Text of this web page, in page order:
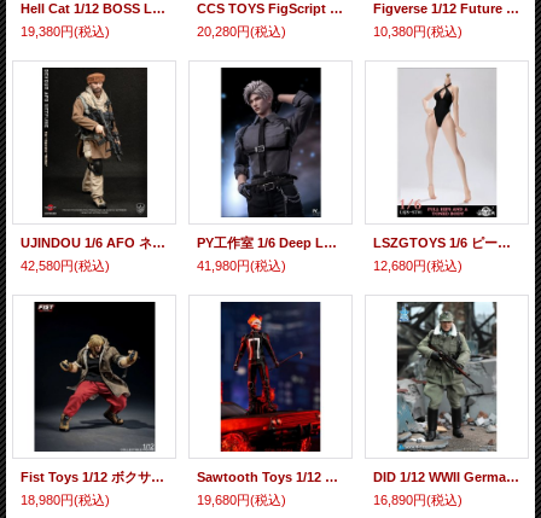
Hell Cat 1/12 BOSS Lord Ouroboros アクションフィギュア DYM202405 *予約
19,380円(税込)
CCS TOYS FigScript 1/12 Splinter Cell Blacklist Sam Fisher アクションフィギュア CCSFS202606A *予約
20,280円(税込)
Figverse 1/12 Future Warrior 17cm アクションフィギュア WLT-01 *予約
10,380円(税込)
UJINDOU 1/6 AFO ネプチューン “MOTHER” アクションフィギュア UD9066B *予約
42,580円(税込)
PY工作室 1/6 Deep Love Strictly Restricted Qin Shao Sylus アクションフィギュア PY001 *予約
41,980円(税込)
LSZGTOYS 1/6 ピーチ シェイプ フル ヒップ ボディ アクションフィギュア用 LSJS-TS01 *予約
12,680円(税込)
Fist Toys 1/12 ボクサー アクションフィギュア FIST-001 *予約
18,980円(税込)
Sawtooth Toys 1/12 フレイム ヘッド ナイト Flame Head Knight アクションフィギュア STM-20254A *予約
19,680円(税込)
DID 1/12 WWII German ケーニッヒ少佐 アクションフィギュア XD80036 *予約
16,890円(税込)